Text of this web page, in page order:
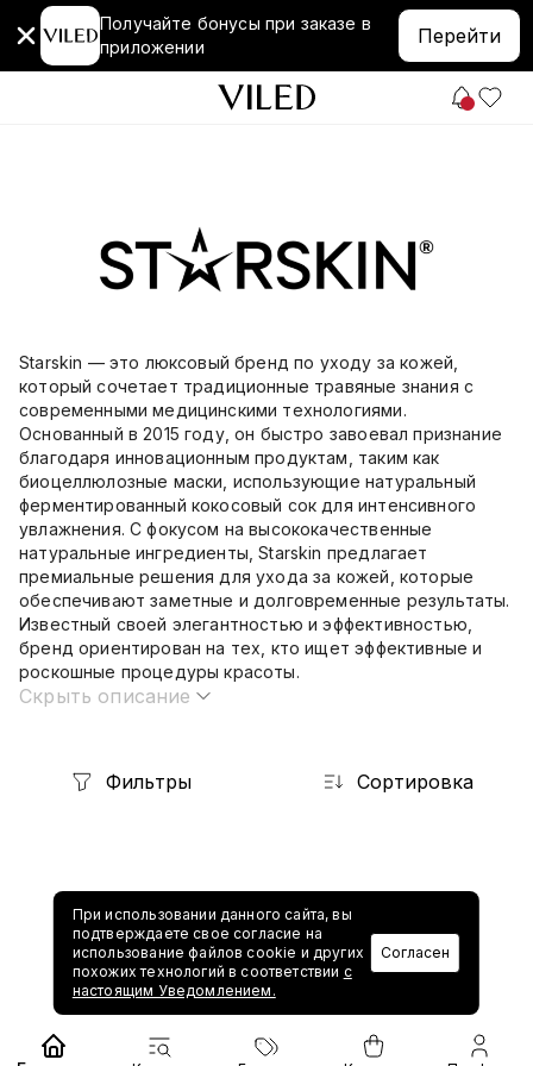
Получайте бонусы при заказе в
приложении
Перейти
Starskin — это люксовый бренд по уходу за кожей,
который сочетает традиционные травяные знания с
современными медицинскими технологиями.
Основанный в 2015 году, он быстро завоевал признание
благодаря инновационным продуктам, таким как
биоцеллюлозные маски, использующие натуральный
ферментированный кокосовый сок для интенсивного
увлажнения. С фокусом на высококачественные
натуральные ингредиенты, Starskin предлагает
премиальные решения для ухода за кожей, которые
обеспечивают заметные и долговременные результаты.
Известный своей элегантностью и эффективностью,
бренд ориентирован на тех, кто ищет эффективные и
роскошные процедуры красоты.
Скрыть описание
Фильтры Сортировка
1
При использовании данного сайта, вы
подтверждаете свое согласие на
использование файлов cookie и других
похожих технологий в соответствии с
настоящим Уведомлением.
Согласен